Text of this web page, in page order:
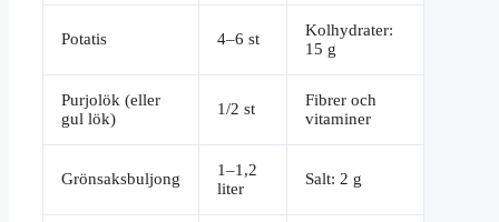
Potatis 4–6 st
Kolhydrater:
15 g
Purjolök (eller
gul lök)
1/2 st
Fibrer och
vitaminer
Grönsaksbuljong
1–1,2
liter
Salt: 2 g